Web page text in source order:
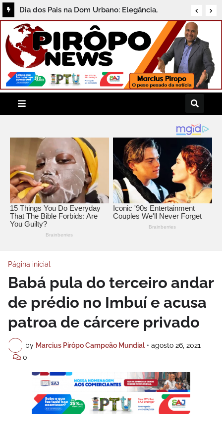
Dia dos Pais na Dom Urbano: Elegância,
Qualidade e Descontos Especiais no Centro de
Santo Antônio de Jesus
Página inicial
Babá pula do terceiro andar
de prédio no Imbuí e acusa
patroa de cárcere privado
by Marcius Pirôpo Campeão Mundial • agosto 26, 2021
0